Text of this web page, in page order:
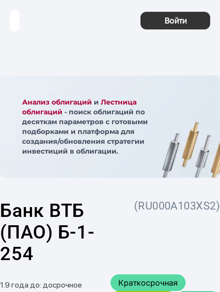
Войти
Анализ облигаций и Лестница
облигаций - поиск облигаций по
десяткам параметров с готовыми
подборками и платформа для
создания/обновления стратегии
инвестиций в облигации.
Банк ВТБ
(ПАО) Б-1-
254
(RU000A103XS2)
1.9 года до: досрочное
Краткосрочная